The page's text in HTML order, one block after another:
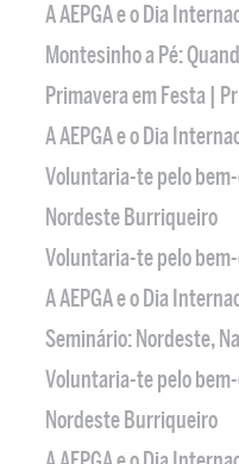
A AEPGA e o Dia
Montesinho a Pé:
Primavera em Festa |
A AEPGA e o Dia
Voluntaria-te pelo
Nordeste Burriqueiro
Voluntaria-te pelo
A AEPGA e o Dia
Seminário: Nordeste,
Voluntaria-te pelo
Nordeste Burriqueiro